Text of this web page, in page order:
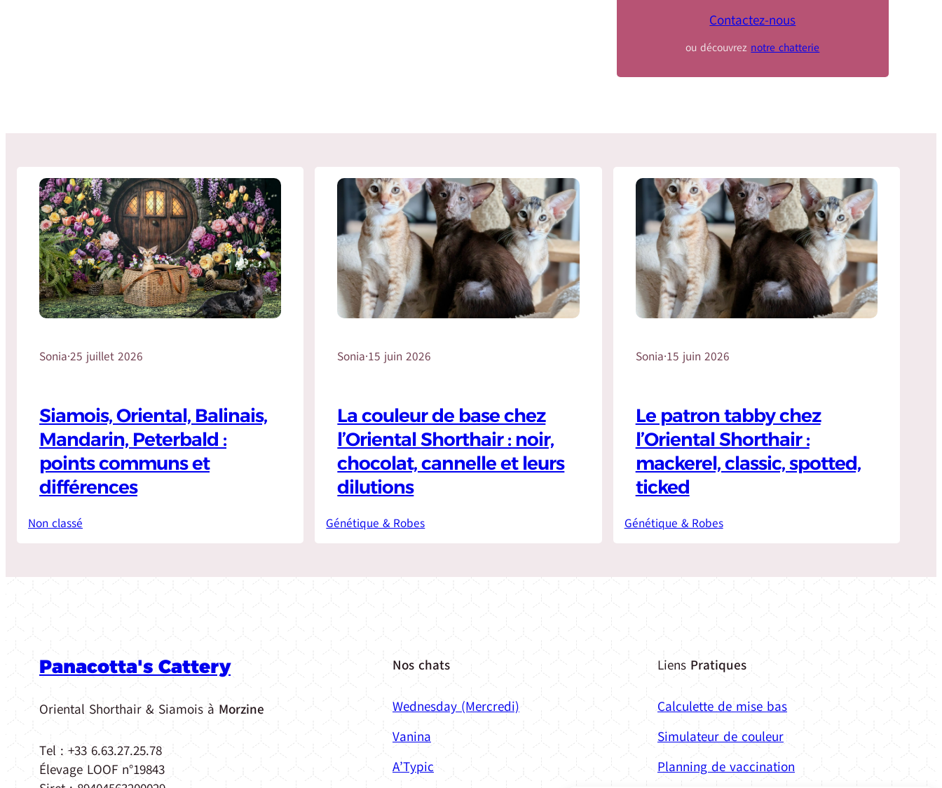
Contactez-nous
ou découvrez notre chatterie
Sonia·25 juillet 2026
Siamois, Oriental, Balinais,
Mandarin, Peterbald :
points communs et
différences
Non classé
Sonia·15 juin 2026
La couleur de base chez
l’Oriental Shorthair : noir,
chocolat, cannelle et leurs
dilutions
Génétique & Robes
Sonia·15 juin 2026
Le patron tabby chez
l’Oriental Shorthair :
mackerel, classic, spotted,
ticked
Génétique & Robes
Panacotta's Cattery
Oriental Shorthair & Siamois à Morzine
Tel : +33 6.63.27.25.78
Élevage LOOF n°19843
Nos chats
Wednesday (Mercredi)
Vanina
A’Typic
Liens Pratiques
Calculette de mise bas
Simulateur de couleur
Planning de vaccination